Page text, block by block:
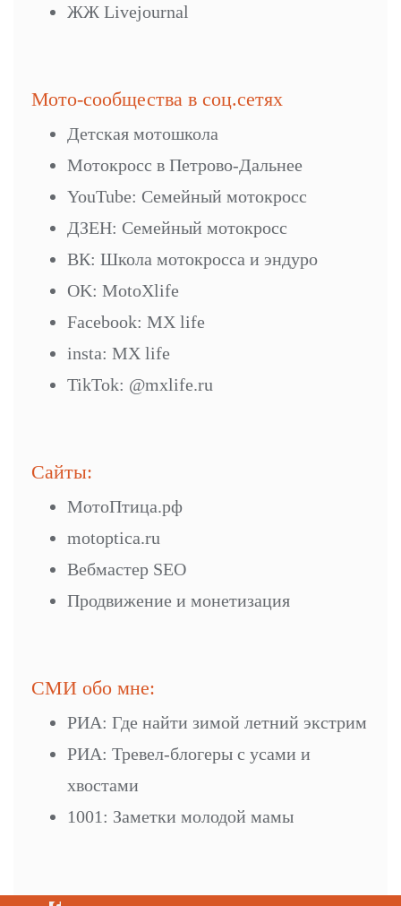
ЖЖ Livejournal
Мото-сообщества в соц.сетях
Детская мотошкола
Мотокросс в Петрово-Дальнее
YouTube: Семейный мотокросс
ДЗЕН: Семейный мотокросс
ВК: Школа мотокросса и эндуро
OK: MotoXlife
Facebook: MX life
insta: MX life
TikTok: @mxlife.ru
Сайты:
МотоПтица.рф
motoptica.ru
Вебмастер SEO
Продвижение и монетизация
СМИ обо мне:
РИА: Где найти зимой летний экстрим
РИА: Тревел-блогеры с усами и
хвостами
1001: Заметки молодой мамы